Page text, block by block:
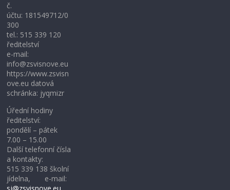
č.
účtu: 181549712/0
300
tel.: 515 339 120
ředitelství
e-mail:
info@zsvisnove.eu
https://www.zsvisn
ove.eu datová
schránka: jyqmizr
Úřední hodiny
ředitelství:
pondělí – pátek
7.00 – 15.00
Další telefonní čísla
a kontakty:
515 339 138 školní
jídelna, e-mail: